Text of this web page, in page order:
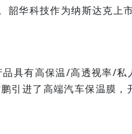
韶华科技作为纳斯达克上
具有高保温/高透视率/私
引进了高端汽车保温膜，